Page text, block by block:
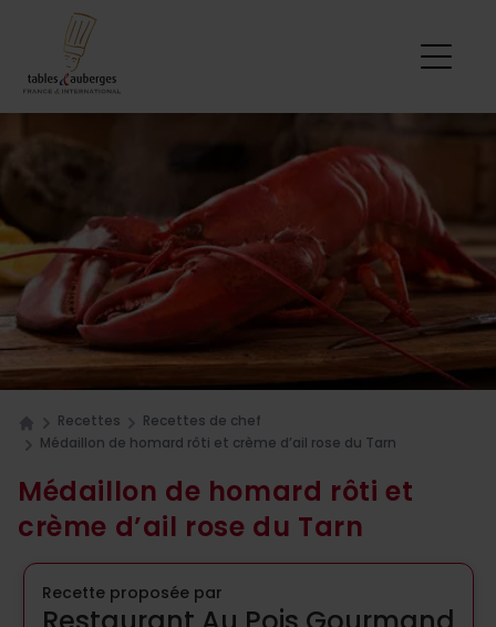
Home
Recettes
Recettes de chef
Médaillon de homard rôti et crème d’ail rose du Tarn
Médaillon de homard rôti et
crème d’ail rose du Tarn
Recette proposée par